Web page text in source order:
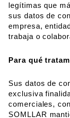
legítimas que
sus datos de
empresa,
trabaja o
Para qué
Sus datos de
exclusiva
comerciales,
SOMLLAR